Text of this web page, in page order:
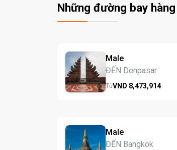
Những đường bay
Male
ĐẾN Denpasar
TừVND 8,473,914
Male
ĐẾN Bangkok